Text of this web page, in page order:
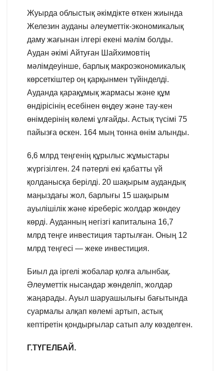
Жуырда облыстық әкімдікте өткен жиында
Железин ауданы әлеуметтік-экономикалық
даму жағынан ілгері екені мәлім болды.
Аудан әкімі Айтуған Шайхимовтің
мәлімдеуінше, барлық макроэкономикалық
көрсеткіштер оң қарқынмен түйінделді.
Ауданда қарақұмық жармасы және құм
өндірісінің есебінен өңдеу және тау-кен
өнімдерінің көлемі ұлғайды. Астық түсімі 75
пайызға өскен. 164 мың тонна өнім алынды.
6,6 млрд теңгенің құрылыс жұмыстары
жүргізілген. 24 пәтерлі екі қабатты үй
қолданысқа берілді. 20 шақырым аудандық
маңыздағы жол, барлығы 15 шақырым
ауылішілік және кіреберіс жолдар жөндеу
көрді. Ауданның негізгі капиталына 16,7
млрд теңге инвестиция тартылған. Оның 12
млрд теңгесі — жеке инвестиция.
Биыл да іргелі жобалар қолға алынбақ.
Әлеуметтік нысандар жөнделіп, жолдар
жаңарады. Ауыл шаруашылығы бағытында
суармалы алқап көлемі артып, астық
кептіретін қондырғылар сатып алу көзделген.
Г.ТҮГЕЛБАЙ.